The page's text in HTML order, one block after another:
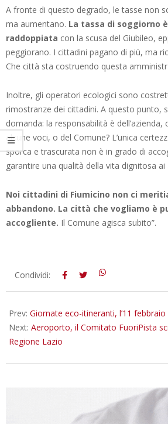
A fronte di questo degrado, le tasse non
ma aumentano. La tassa di soggiorno
raddoppiata con la scusa del Giubileo,
peggiorano. I cittadini pagano di più, ma
Che città sta costruendo questa
Inoltre, gli operatori ecologici sono
rimostranze dei cittadini. A questo punto,
domanda: la responsabilità è
alcune voci, o del Comune? L’unica
sporca e trascurata non è in grado di
garantire una qualità della vita dignitosa ai
Noi cittadini di Fiumicino non ci
abbandono. La città che vogliamo è
accogliente. Il Comune agisca subito”.
2025-
Condividi:
Prev: Giornate eco-itineranti, l’11 febbraio
Next: Aeroporto, il Comitato FuoriPista
Regione Lazio